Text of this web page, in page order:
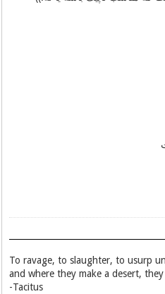
To ravage, to slaughter, to usurp
and where they make a desert,
Tacitus-